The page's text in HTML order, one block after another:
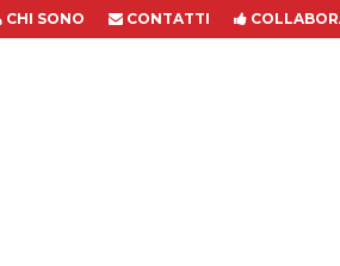
CHI SONO CONTATTI